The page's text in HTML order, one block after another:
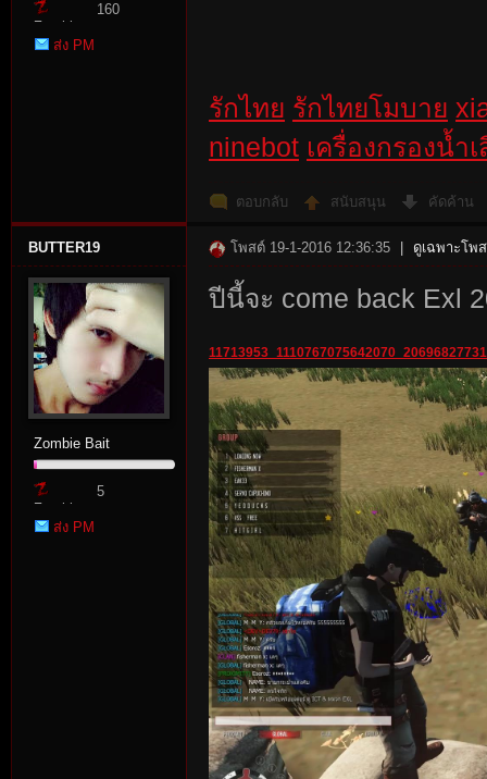
Zombie
Point
160
ส่ง PM
รักไทย รักไทยโมบาย
ninebot เครื่องกรองน้ำ
ตอบกลับ สนับสนุน คัดค้าน
BUTTER19
Zombie Bait
Zombie
Point
5
ส่ง PM
โพสต์ 19-1-2016 12:36:35 ดูเฉพาะโพ
ปีนี้จะ come back Exl